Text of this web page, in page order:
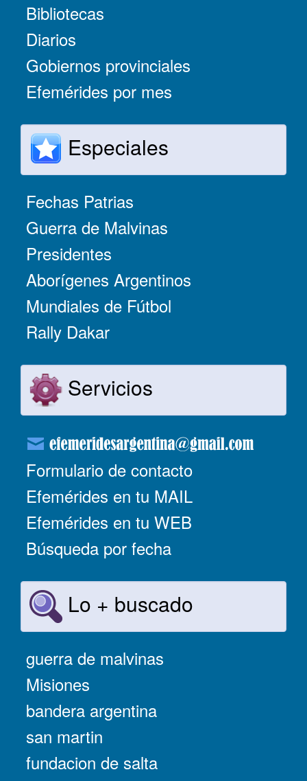
Bibliotecas
Diarios
Gobiernos provinciales
Efemérides por mes
Especiales
Fechas Patrias
Guerra de Malvinas
Presidentes
Aborígenes Argentinos
Mundiales de Fútbol
Rally Dakar
Servicios
Formulario de contacto
Efemérides en tu MAIL
Efemérides en tu WEB
Búsqueda por fecha
Lo + buscado
guerra de malvinas
Misiones
bandera argentina
san martin
fundacion de salta